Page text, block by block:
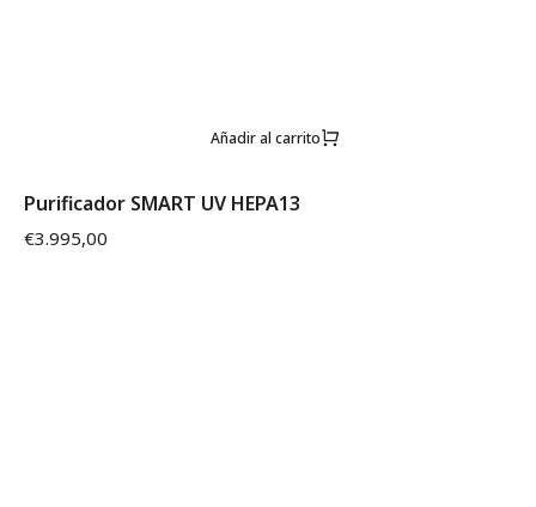
Añadir al carrito
Purificador SMART UV HEPA13
€3.995,00